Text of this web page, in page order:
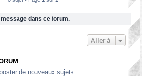
message dans ce forum.
Aller à
poster de nouveaux sujets